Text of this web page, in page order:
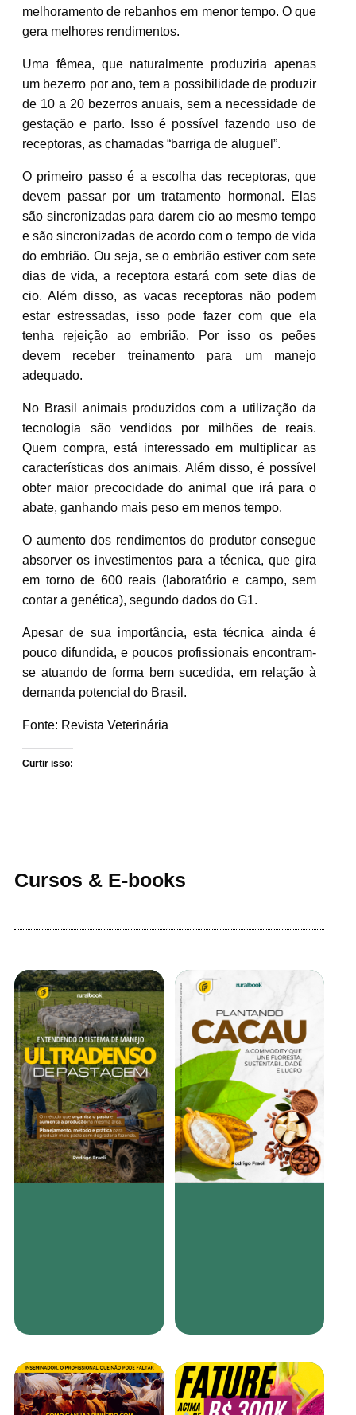
melhoramento de rebanhos em menor tempo. O que
gera melhores rendimentos.
Uma fêmea, que naturalmente produziria apenas
um bezerro por ano, tem a possibilidade de produzir
de 10 a 20 bezerros anuais, sem a necessidade de
gestação e parto. Isso é possível fazendo uso de
receptoras, as chamadas “barriga de aluguel”.
O primeiro passo é a escolha das receptoras, que
devem passar por um tratamento hormonal. Elas
são sincronizadas para darem cio ao mesmo tempo
e são sincronizadas de acordo com o tempo de vida
do embrião. Ou seja, se o embrião estiver com sete
dias de vida, a receptora estará com sete dias de
cio. Além disso, as vacas receptoras não podem
estar estressadas, isso pode fazer com que ela
tenha rejeição ao embrião. Por isso os peões
devem receber treinamento para um manejo
adequado.
No Brasil animais produzidos com a utilização da
tecnologia são vendidos por milhões de reais.
Quem compra, está interessado em multiplicar as
características dos animais. Além disso, é possível
obter maior precocidade do animal que irá para o
abate, ganhando mais peso em menos tempo.
O aumento dos rendimentos do produtor consegue
absorver os investimentos para a técnica, que gira
em torno de 600 reais (laboratório e campo, sem
contar a genética), segundo dados do G1.
Apesar de sua importância, esta técnica ainda é
pouco difundida, e poucos profissionais encontram-
se atuando de forma bem sucedida, em relação à
demanda potencial do Brasil.
Fonte: Revista Veterinária
Curtir isso:
Cursos & E-books